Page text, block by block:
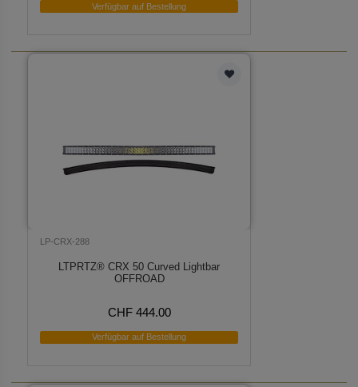
Verfügbar auf Bestellung
LP-CRX-288
LTPRTZ® CRX 50 Curved Lightbar
OFFROAD
CHF 444.00
Verfügbar auf Bestellung